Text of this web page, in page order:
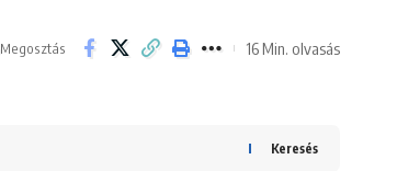
Megosztás 16 Min. olvasás
Keresés